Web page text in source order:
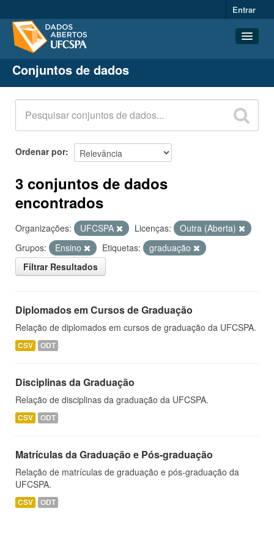
Entrar
Conjuntos de dados
Organizações
Grupos
Sobre
Conjuntos de dados
Ordenar por
3 conjuntos de dados
encontrados
Organizações: UFCSPA Licenças:
Outra (Aberta)
Grupos:
Ensino Etiquetas:
graduação
Filtrar Resultados
Diplomados em Cursos de Graduação
Relação de diplomados em cursos de graduação da UFCSPA.
CSV ODT
Disciplinas da Graduação
Relação de disciplinas da graduação da UFCSPA.
CSV ODT
Matrículas da Graduação e Pós-graduação
Relação de matrículas de graduação e pós-graduação da
UFCSPA.
CSV ODT